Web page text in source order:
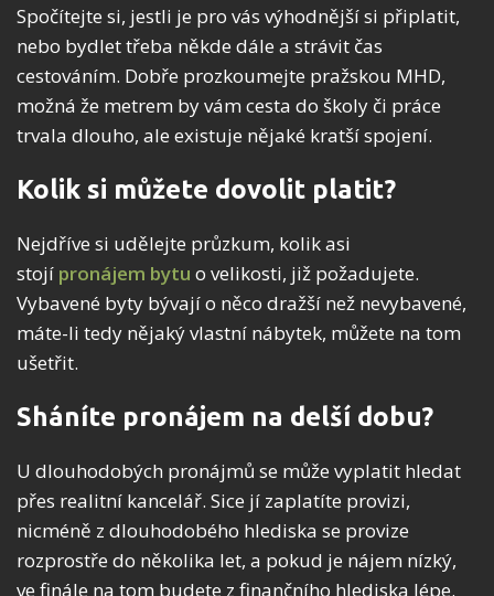
Spočítejte si, jestli je pro vás výhodnější si připlatit,
nebo bydlet třeba někde dále a strávit čas
cestováním. Dobře prozkoumejte pražskou MHD,
možná že metrem by vám cesta do školy či práce
trvala dlouho, ale existuje nějaké kratší spojení.
Kolik si můžete dovolit platit?
Nejdříve si udělejte průzkum, kolik asi
stojí pronájem bytu o velikosti, již požadujete.
Vybavené byty bývají o něco dražší než nevybavené,
máte-li tedy nějaký vlastní nábytek, můžete na tom
ušetřit.
Sháníte pronájem na delší dobu?
U dlouhodobých pronájmů se může vyplatit hledat
přes realitní kancelář. Sice jí zaplatíte provizi,
nicméně z dlouhodobého hlediska se provize
rozprostře do několika let, a pokud je nájem nízký,
ve finále na tom budete z finančního hlediska lépe.